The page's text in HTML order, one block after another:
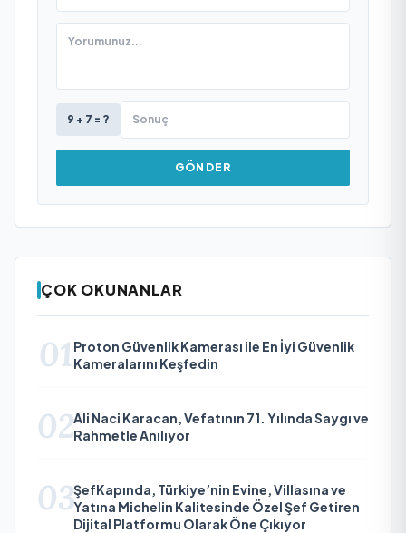
9 + 7 = ?
GÖNDER
ÇOK OKUNANLAR
01 Proton Güvenlik Kamerası ile En İyi Güvenlik
Kameralarını Keşfedin
02Ali Naci Karacan, Vefatının 71. Yılında Saygı ve
Rahmetle Anılıyor
03ŞefKapında, Türkiye’nin Evine, Villasına ve
Yatına Michelin Kalitesinde Özel Şef Getiren
Dijital Platformu Olarak Öne Çıkıyor